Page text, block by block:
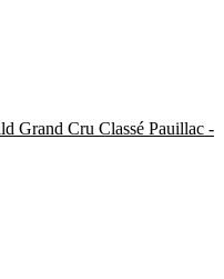
Grand Cru Classé Pauillac -